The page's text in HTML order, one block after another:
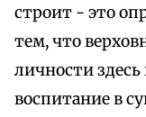
строит - это
тем, что
личности
воспитание в